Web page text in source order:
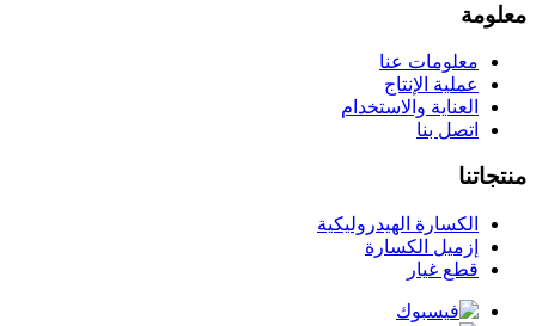
معلومة
معلومات عنا
عملية الإنتاج
العناية والاستخدام
اتصل بنا
منتجاتنا
الكسارة الهيدروليكية
إزميل الكسارة
قطع غيار